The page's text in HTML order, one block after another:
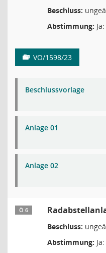
Beschluss:
Abstimmung:
VO/1598/23
Beschlussvorlage
Anlage 01
Anlage 02
Ö 6
Beschluss:
Abstimmung: